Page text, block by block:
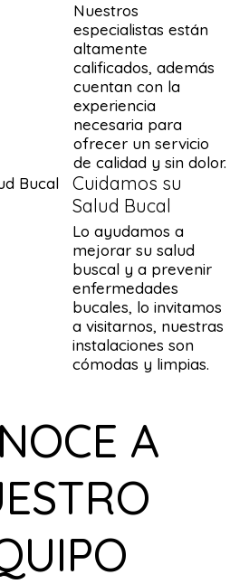
Nuestros
especialistas están
altamente
calificados, además
cuentan con la
experiencia
necesaria para
ofrecer un servicio
de calidad y sin dolor.
Cuidamos su
Salud Bucal
Lo ayudamos a
mejorar su salud
buscal y a prevenir
enfermedades
bucales, lo invitamos
a visitarnos, nuestras
instalaciones son
cómodas y limpias.
A